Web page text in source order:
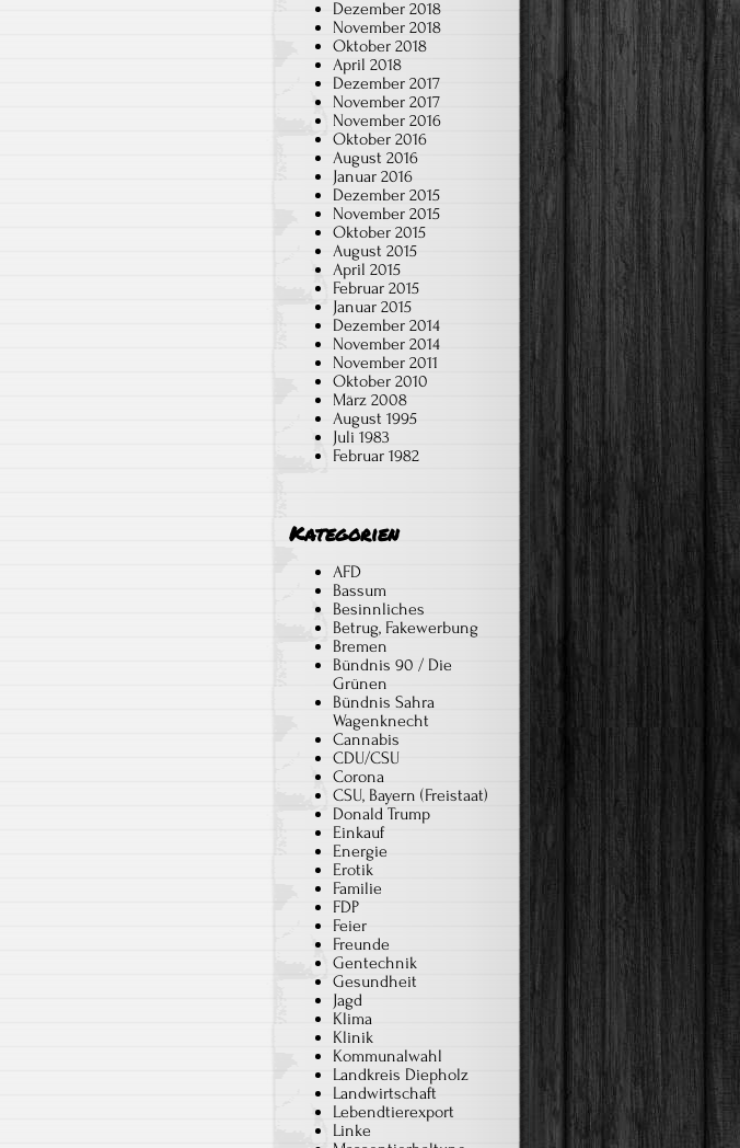
Dezember 2018
November 2018
Oktober 2018
April 2018
Dezember 2017
November 2017
November 2016
Oktober 2016
August 2016
Januar 2016
Dezember 2015
November 2015
Oktober 2015
August 2015
April 2015
Februar 2015
Januar 2015
Dezember 2014
November 2014
November 2011
Oktober 2010
März 2008
August 1995
Juli 1983
Februar 1982
Kategorien
AFD
Bassum
Besinnliches
Betrug, Fakewerbung
Bremen
Bündnis 90 / Die
Grünen
Bündnis Sahra
Wagenknecht
Cannabis
CDU/CSU
Corona
CSU, Bayern (Freistaat)
Donald Trump
Einkauf
Energie
Erotik
Familie
FDP
Feier
Freunde
Gentechnik
Gesundheit
Jagd
Klima
Klinik
Kommunalwahl
Landkreis Diepholz
Landwirtschaft
Lebendtierexport
Linke